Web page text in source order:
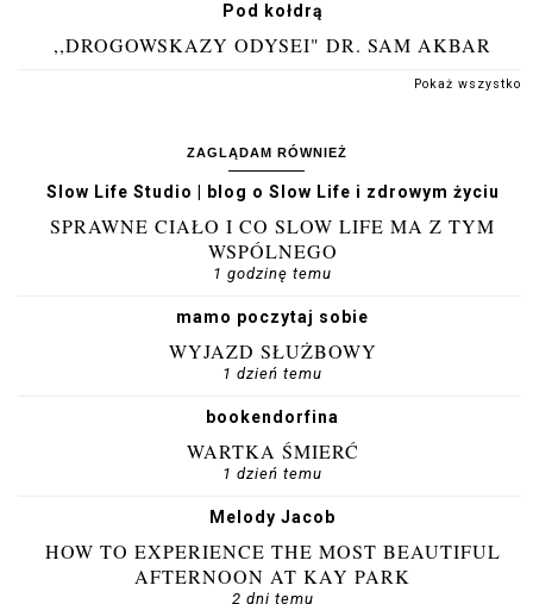
Pod kołdrą
,,DROGOWSKAZY ODYSEI" DR. SAM AKBAR
Pokaż wszystko
ZAGLĄDAM RÓWNIEŻ
Slow Life Studio | blog o Slow Life i zdrowym życiu
SPRAWNE CIAŁO I CO SLOW LIFE MA Z TYM
WSPÓLNEGO
1 godzinę temu
mamo poczytaj sobie
WYJAZD SŁUŻBOWY
1 dzień temu
bookendorfina
WARTKA ŚMIERĆ
1 dzień temu
Melody Jacob
HOW TO EXPERIENCE THE MOST BEAUTIFUL
AFTERNOON AT KAY PARK
2 dni temu